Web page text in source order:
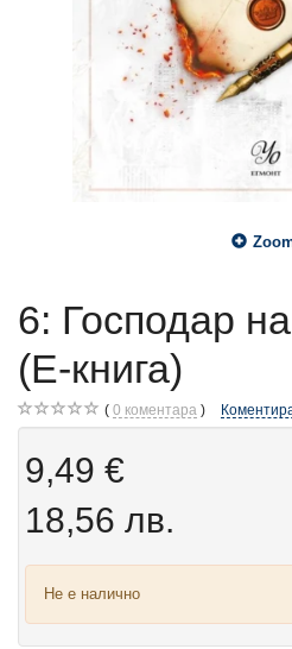
6: Господар
(Е-книга)
0 коментара
9,49 €
18,56 лв.
Не е налично